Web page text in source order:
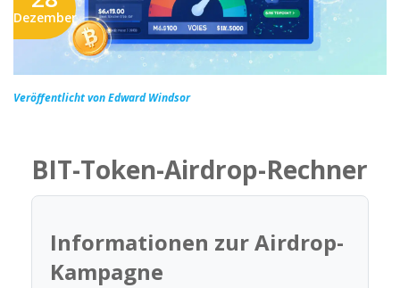
Dezember
Veröffentlicht von Edward Windsor
BIT-Token-Airdrop-Rechner
Informationen zur Airdrop-
Kampagne